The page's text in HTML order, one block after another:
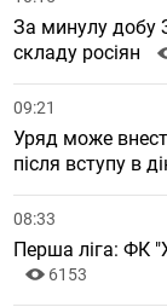
За минулу добу
складу росіян
09:21
Уряд може
після вступу в
08:33
Перша ліга: ФК
6153